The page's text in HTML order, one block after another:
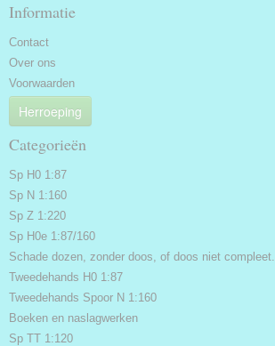
Informatie
Contact
Over ons
Voorwaarden
Herroeping
Categorieën
Sp H0 1:87
Sp N 1:160
Sp Z 1:220
Sp H0e 1:87/160
Schade dozen, zonder doos, of doos niet compleet.
Tweedehands H0 1:87
Tweedehands Spoor N 1:160
Boeken en naslagwerken
Sp TT 1:120